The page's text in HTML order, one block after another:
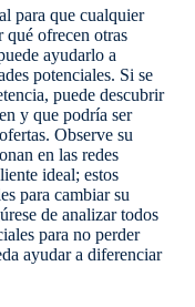
para que cualquier
qué ofrecen otras
ayudarlo a
potenciales. Si se
puede descubrir
y que podría ser
Observe su
en las redes
ideal; estos
para cambiar su
de analizar todos
para no perder
ayudar a diferenciar